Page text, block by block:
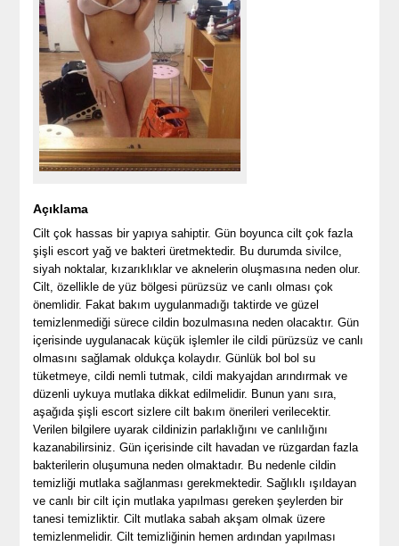
Açıklama
Cilt çok hassas bir yapıya sahiptir. Gün boyunca cilt çok fazla
şişli escort yağ ve bakteri üretmektedir. Bu durumda sivilce,
siyah noktalar, kızarıklıklar ve aknelerin oluşmasına neden olur.
Cilt, özellikle de yüz bölgesi pürüzsüz ve canlı olması çok
önemlidir. Fakat bakım uygulanmadığı taktirde ve güzel
temizlenmediği sürece cildin bozulmasına neden olacaktır. Gün
içerisinde uygulanacak küçük işlemler ile cildi pürüzsüz ve canlı
olmasını sağlamak oldukça kolaydır. Günlük bol bol su
tüketmeye, cildi nemli tutmak, cildi makyajdan arındırmak ve
düzenli uykuya mutlaka dikkat edilmelidir. Bunun yanı sıra,
aşağıda şişli escort sizlere cilt bakım önerileri verilecektir.
Verilen bilgilere uyarak cildinizin parlaklığını ve canlılığını
kazanabilirsiniz. Gün içerisinde cilt havadan ve rüzgardan fazla
bakterilerin oluşumuna neden olmaktadır. Bu nedenle cildin
temizliği mutlaka sağlanması gerekmektedir. Sağlıklı ışıldayan
ve canlı bir cilt için mutlaka yapılması gereken şeylerden bir
tanesi temizliktir. Cilt mutlaka sabah akşam olmak üzere
temizlenmelidir. Cilt temizliğinin hemen ardından yapılması